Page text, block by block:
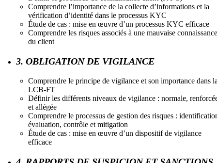
Comprendre l’importance de la collecte d’informations et la
vérification d’identité dans le processus KYC
Étude de cas : mise en œuvre d’un processus KYC efficace
Comprendre les risques associés à une mauvaise connaissance
du client
3. OBLIGATION DE VIGILANCE
Comprendre le principe de vigilance et son importance dans
LCB-FT
Définir les différents niveaux de vigilance : normale,
et allégée
Comprendre le processus de gestion des risques :
évaluation, contrôle et mitigation
Étude de cas : mise en œuvre d’un dispositif de vigilance
efficace